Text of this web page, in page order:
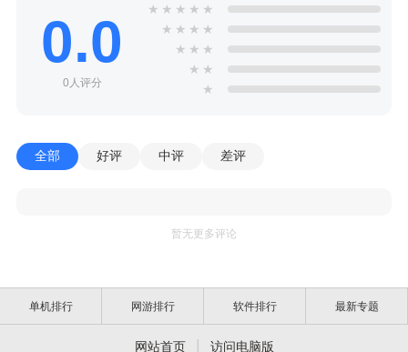
0.0
0人评分
★ ★ ★ ★ ★
★ ★ ★ ★
★ ★ ★
★ ★
★
全部 好评 中评 差评
暂无更多评论
单机排行 网游排行 软件排行 最新专题
网站首页 | 访问电脑版